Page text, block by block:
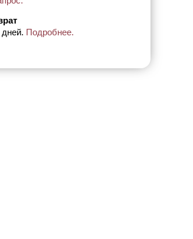
Подробнее.